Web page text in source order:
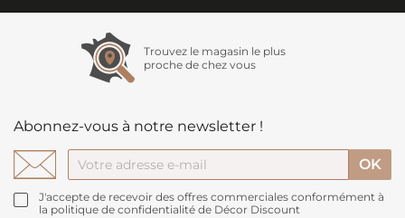
Trouvez le magasin le plus
proche de chez vous
Abonnez-vous à notre newsletter !
J'accepte de recevoir des offres commerciales conformément à
la politique de confidentialité de Décor Discount